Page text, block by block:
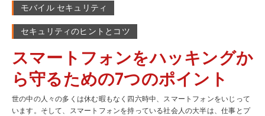
モバイル セキュリティ
セキュリティのヒントとコツ
スマートフォンをハッキングか
ら守るための7つのポイント
世の中の人々の多くは休む暇もなく四六時中、スマートフォンをいじって
います。そして、スマートフォンを持っている社会人の大半は、仕事とプ